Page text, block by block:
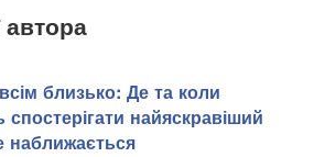
автора
близько: Де та коли
спостерігати найяскравіший
наближається